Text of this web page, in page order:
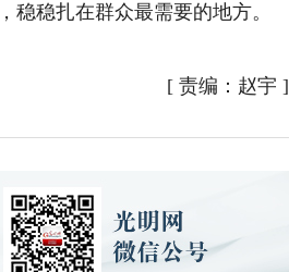
稳扎在群众最需要的地方。
[ 责编：赵宇 ]